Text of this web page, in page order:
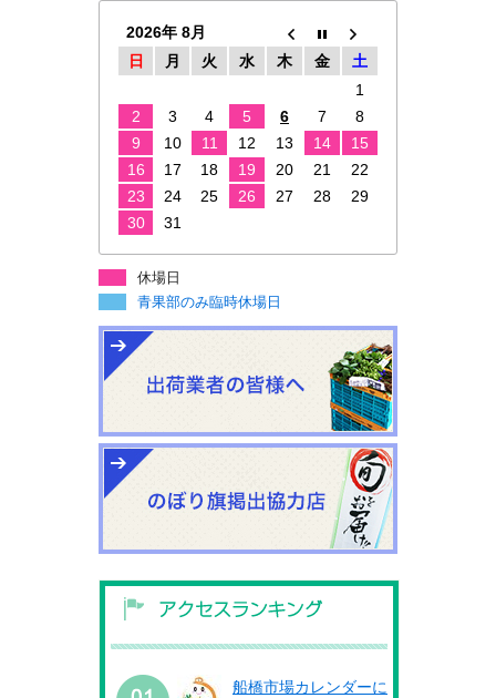
2026年 8月
日
月 火 水 木 金
土
1
2
3 4 5 6 7
8
9
10 11 12 13 14
15
16
17 18 19 20 21
22
23
24 25 26 27 28
29
30
31
休場日
青果部のみ臨時休場日
船橋市場カレンダーに